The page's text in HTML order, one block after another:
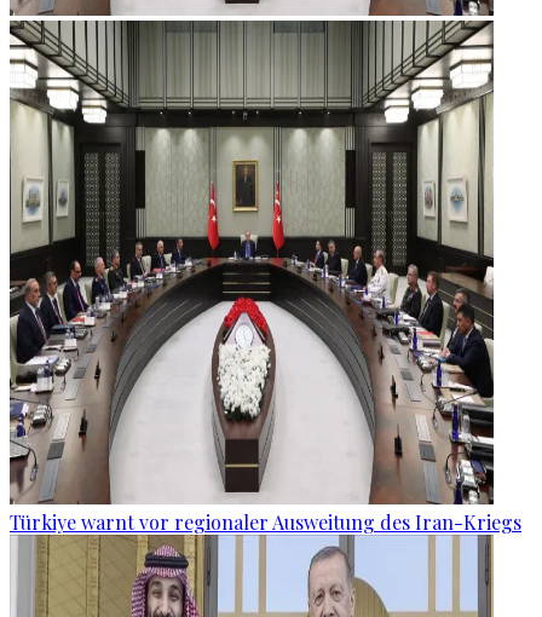
Türkiye warnt vor regionaler Ausweitung des Iran-Kriegs